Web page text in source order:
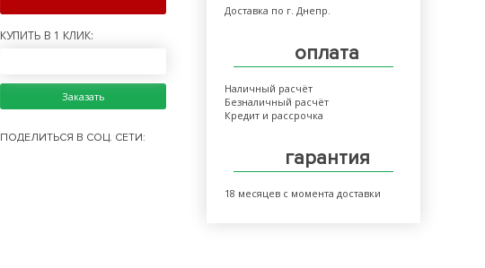
КУПИТЬ В 1 КЛИК:
Заказать
ПОДЕЛИТЬСЯ В СОЦ. СЕТИ:
Доставка по г. Днепр.
оплата
Наличный расчёт
Безналичный расчёт
Кредит и рассрочка
гарантия
18 месяцев с момента доставки